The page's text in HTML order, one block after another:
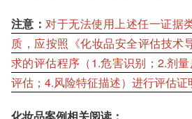
注意：对于无法使用上述任一证据
质，应按照《化妆品安全评估技术
求的评估程序（1.危害识别；2.剂
评估；4.风险特征描述）进行评估证